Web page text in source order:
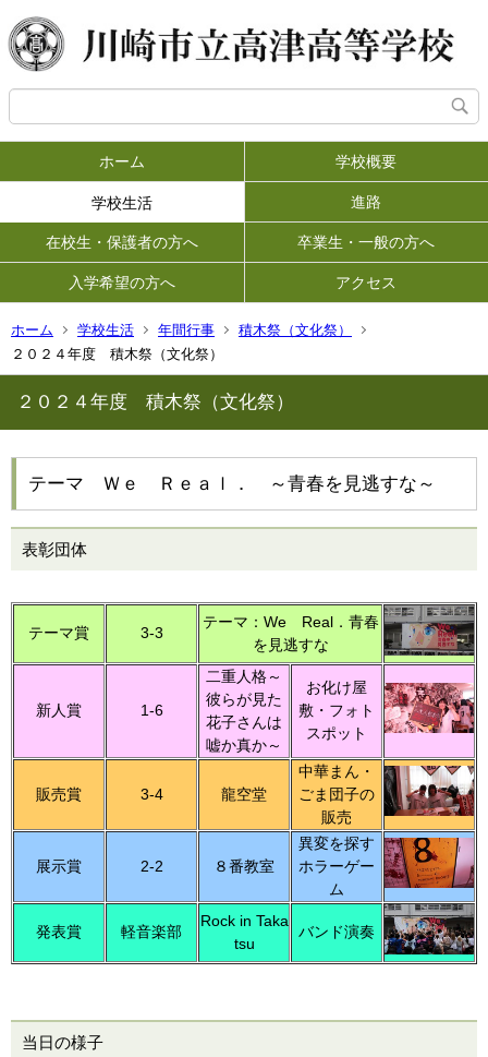
ホーム 学校概要
学校生活 進路
在校生・保護者の方へ 卒業生・一般の方へ
入学希望の方へ アクセス
ホーム 学校生活 年間行事
積木祭（文化祭）
２０２４年度 積木祭（文化祭）
２０２４年度 積木祭（文化祭）
テーマ Ｗｅ Ｒｅａｌ． ～青春を見逃すな～
表彰団体
テーマ賞 3-3
テーマ：We Real．青春
を見逃すな
新人賞 1-6
二重人格～
彼らが見た
花子さんは
嘘か真か～
お化け屋
敷・フォト
スポット
販売賞 3-4 龍空堂
中華まん・
ごま団子の
販売
展示賞 2-2 ８番教室
異変を探す
ホラーゲー
ム
発表賞 軽音楽部
Rock in Taka
tsu
バンド演奏
当日の様子